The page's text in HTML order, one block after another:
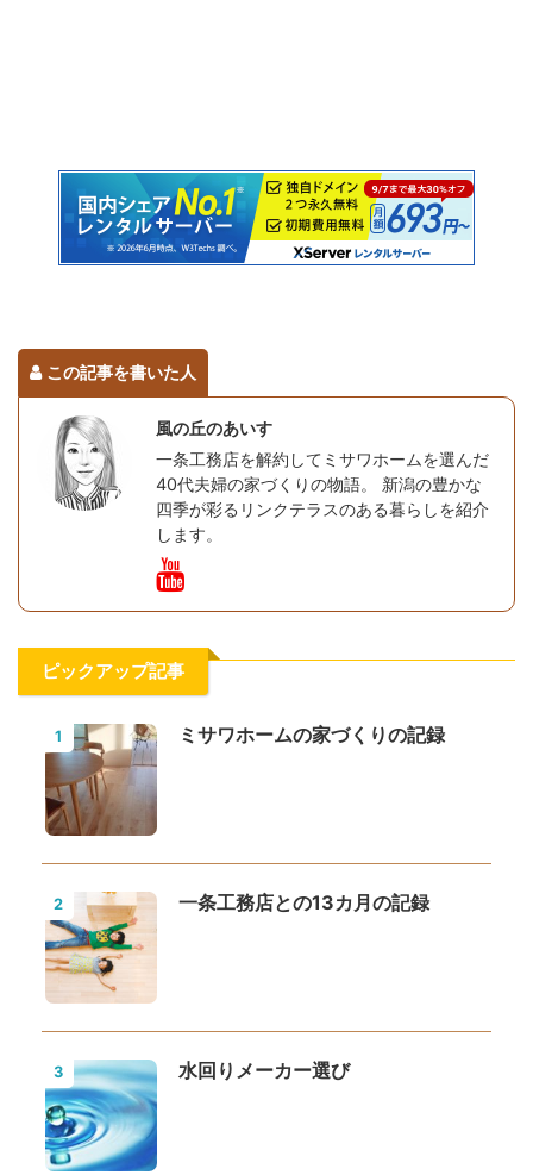
この記事を書いた人
風の丘のあいす
一条工務店を解約してミサワホームを選んだ
40代夫婦の家づくりの物語。 新潟の豊かな
四季が彩るリンクテラスのある暮らしを紹介
します。
ピックアップ記事
1 ミサワホームの家づくりの記録
2 一条工務店との13カ月の記録
3 水回りメーカー選び